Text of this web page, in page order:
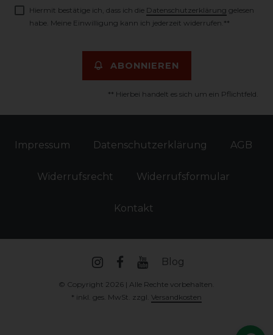
Hiermit bestätige ich, dass ich die Daten­schutz­erklärung gelesen
habe. Meine Einwilligung kann ich jederzeit widerrufen.**
ABONNIEREN
** Hierbei handelt es sich um ein Pflichtfeld.
Impressum Daten­schutz­erklärung AGB
Widerrufs­recht Widerrufs­formular
Kontakt
Blog
© Copyright 2026 | Alle Rechte vorbehalten.
* inkl. ges. MwSt. zzgl. Versandkosten